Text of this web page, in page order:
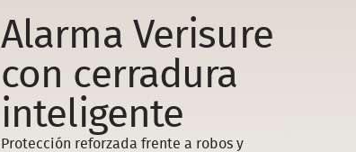
Alarma Verisure
con cerradura
inteligente
Protección reforzada frente a robos y